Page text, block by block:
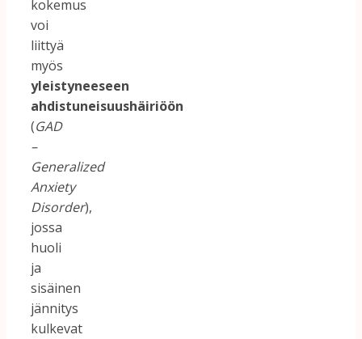
kokemus
voi
liittyä
myös
yleistyneeseen
ahdistuneisuushäiriöön
(GAD
–
Generalized
Anxiety
Disorder),
jossa
huoli
ja
sisäinen
jännitys
kulkevat